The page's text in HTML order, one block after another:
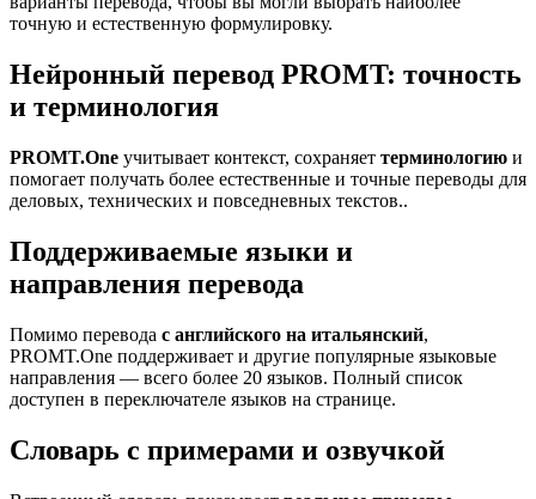
точную и естественную формулировку.
Нейронный перевод PROMT: точность
и терминология
PROMT.One учитывает контекст, сохраняет терминологию и
помогает получать более естественные и точные переводы для
деловых, технических и повседневных текстов..
Поддерживаемые языки и
направления перевода
Помимо перевода с английского на итальянский,
PROMT.One поддерживает и другие популярные языковые
направления — всего более 20 языков. Полный список
доступен в переключателе языков на странице.
Словарь с примерами и озвучкой